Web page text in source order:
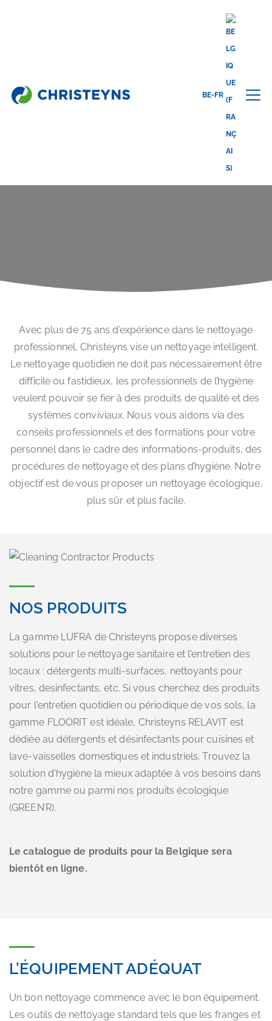
BE-FR
ENTERPRISES DE NETTOYAGE
Avec plus de 75 ans d’expérience dans le nettoyage
professionnel, Christeyns vise un nettoyage intelligent.
Le nettoyage quotidien ne doit pas nécessairement être
difficile ou fastidieux, les professionnels de l’hygiène
veulent pouvoir se fier à des produits de qualité et des
systèmes conviviaux. Nous vous aidons via des
conseils professionnels et des formations pour votre
personnel dans le cadre des informations-produits, des
procédures de nettoyage et des plans d’hygiène. Notre
objectif est de vous proposer un nettoyage écologique,
plus sûr et plus facile.
NOS PRODUITS
La gamme LUFRA de Christeyns propose diverses
solutions pour le nettoyage sanitaire et l'entretien des
locaux : détergents multi-surfaces, nettoyants pour
vitres, desinfectants, etc. Si vous cherchez des produits
pour l'entretien quotidien ou périodique de vos sols, la
gamme FLOORIT est idéale, Christeyns RELAVIT est
dédiée au détergents et désinfectants pour cuisines et
lave-vaisselles domestiques et industriels. Trouvez la
solution d'hygiène la mieux adaptée à vos besoins dans
notre gamme ou parmi nos produits écologique
(GREEN’R).
Le catalogue de produits pour la Belgique sera
bientôt en ligne.
L’ÉQUIPEMENT ADÉQUAT
Un bon nettoyage commence avec le bon équipement.
Les outils de nettoyage standard tels que les franges et